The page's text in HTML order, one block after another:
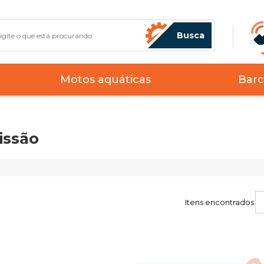
Busca
Motos aquáticas
Itens encontrados